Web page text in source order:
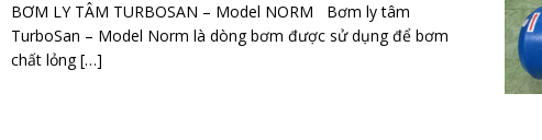
BƠM LY TÂM TURBOSAN – Model NORM Bơm ly tâm
TurboSan – Model Norm là dòng bơm được sử dụng để bơm
chất lỏng[…]